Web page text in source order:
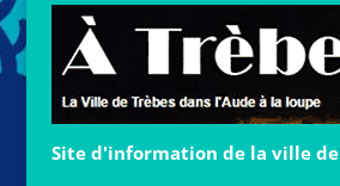
Site d'information de la ville de